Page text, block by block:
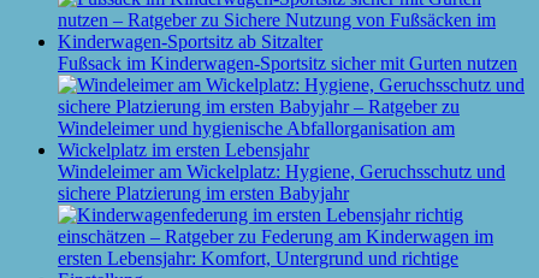
Fußsack im Kinderwagen-Sportsitz sicher mit Gurten nutzen
Windeleimer am Wickelplatz: Hygiene, Geruchsschutz und
sichere Platzierung im ersten Babyjahr